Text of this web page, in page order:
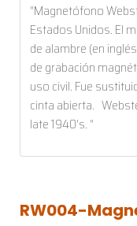
"Magnetófono
Estados Unidos. El
de alambre (en
de grabación
uso civil. Fue
cinta abierta.
late 1940's. "
RW004-